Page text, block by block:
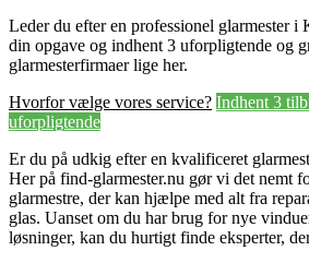
Leder du efter en professionel glarmester
din opgave og indhent 3 uforpligtende og
glarmesterfirmaer lige her.
Hvorfor vælge vores service? Indhent 3
uforpligtende
Er du på udkig efter en kvalificeret
Her på find-glarmester.nu gør vi det nemt
glarmestre, der kan hjælpe med alt fra
glas. Uanset om du har brug for nye
løsninger, kan du hurtigt finde eksperter,